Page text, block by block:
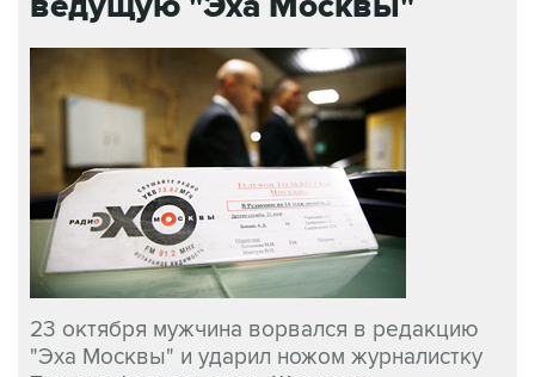
23 октября мужчина ворвался в редакцию
"Эха Москвы" и ударил ножом журналистку